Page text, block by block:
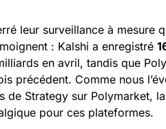
leur surveillance à mesure
: Kalshi a enregistré
en avril, tandis que
précédent. Comme nous
de Strategy sur Polymarket,
pour ces plateformes.